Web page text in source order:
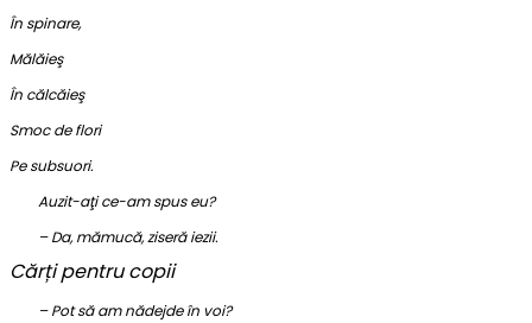
În spinare,
Mălăieş
În călcăieş
Smoc de flori
Pe subsuori.
Auzit-aţi ce-am spus eu?
– Da, mămucă, ziseră iezii.
Cărți pentru copii
– Pot să am nădejde în voi?